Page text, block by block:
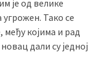
је од велике
угрожен. Тако се
међу којима и рад
дали су једној